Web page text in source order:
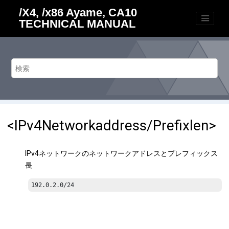
/X4, /x86 Ayame, CA10
TECHNICAL MANUAL
<IPv4Networkaddress/Prefixlen>
IPv4ネットワークのネットワークアドレスとプレフィックス
長
192.0.2.0/24